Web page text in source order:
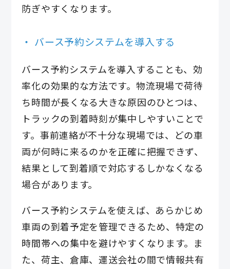
防ぎやすくなります。
バース予約システムを導入する
バース予約システムを導入することも、効
率化の効果的な方法です。物流現場で荷待
ち時間が長くなる大きな原因のひとつは、
トラックの到着時刻が集中しやすいことで
す。事前連絡が不十分な現場では、どの車
両が何時に来るのかを正確に把握できず、
結果として到着順で対応するしかなくなる
場合があります。
バース予約システムを使えば、あらかじめ
車両の到着予定を管理できるため、特定の
時間帯への集中を避けやすくなります。ま
た、荷主、倉庫、運送会社の間で情報共有